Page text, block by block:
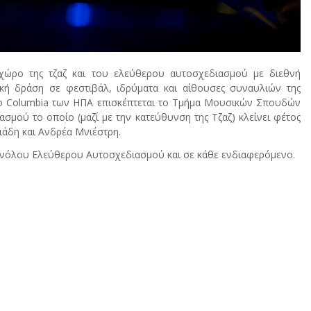
της τζαζ και του ελεύθερου αυτοσχεδιασμού με διεθνή
δράση σε φεστιβάλ, ιδρύματα και αίθουσες συναυλιών της
Columbia των ΗΠΑ επισκέπτεται το Τμήμα Μουσικών Σπουδών
το οποίο (μαζί με την κατεύθυνση της Τζαζ) κλείνει φέτος
και Ανδρέα Μνιέστρη.
Ελεύθερου Αυτοσχεδιασμού και σε κάθε ενδιαφερόμενο.